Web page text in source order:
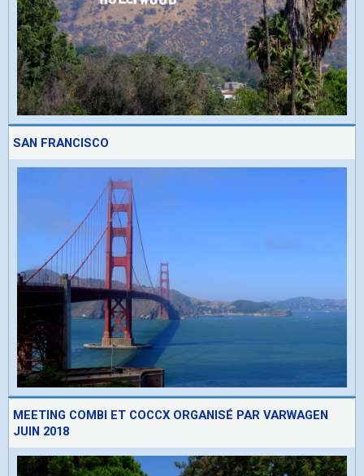
SAN FRANCISCO
MEETING COMBI ET COCCX ORGANISÉ PAR VARWAGEN
JUIN 2018